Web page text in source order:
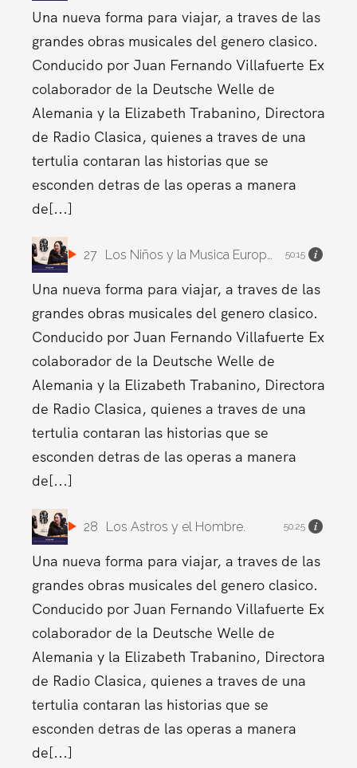
Una nueva forma para viajar, a traves de las
grandes obras musicales del genero clasico.
Conducido por Juan Fernando Villafuerte Ex
colaborador de la Deutsche Welle de
Alemania y la Elizabeth Trabanino, Directora
de Radio Clasica, quienes a traves de una
tertulia contaran las historias que se
esconden detras de las operas a manera
de[...]
27 50:15
Una nueva forma para viajar, a traves de las
grandes obras musicales del genero clasico.
Conducido por Juan Fernando Villafuerte Ex
colaborador de la Deutsche Welle de
Alemania y la Elizabeth Trabanino, Directora
de Radio Clasica, quienes a traves de una
tertulia contaran las historias que se
esconden detras de las operas a manera
de[...]
28 Los Astros y el Hombre. 50:25
Una nueva forma para viajar, a traves de las
grandes obras musicales del genero clasico.
Conducido por Juan Fernando Villafuerte Ex
colaborador de la Deutsche Welle de
Alemania y la Elizabeth Trabanino, Directora
de Radio Clasica, quienes a traves de una
tertulia contaran las historias que se
esconden detras de las operas a manera
de[...]